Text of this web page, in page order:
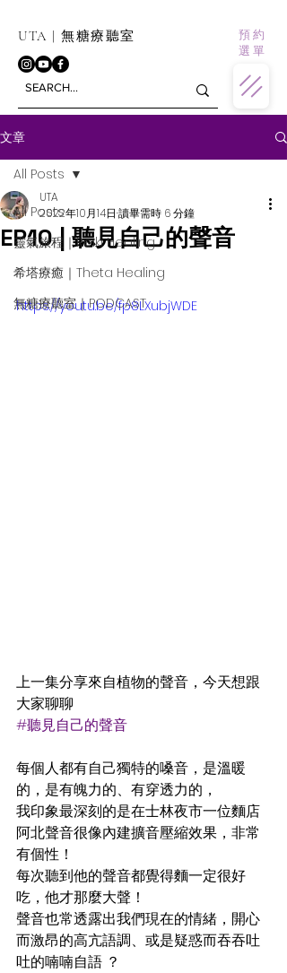
UTA | 無糖療聽室
預 約
選 單
文章
All Posts
靈氣旅程｜Reiki Healing
希塔療癒｜Theta Healing
無糖療聽室｜PODCAST
All Posts
EP10 | 聽見自己的聲音
UTA
2022年10月14日 讀畢需時 6 分鐘
https://youtu.be/fp8LXubjWDE
上一集分享來自植物的聲音，今天想跟
大家聊聊
#聽見自己的聲音
每個人都有自己獨特的嗓音，是溫暖
的，是有魄力的、有穿透力的，
我印象最深刻的是在士林夜市一位麵店
阿北聲音很像內建擴音壓縮效果，非常
有個性！
每次聽到他的聲音都覺得麵一定很好
吃，他才那麼大聲！
聲音也常透露出我們現在的情緒，開心
而激昂的高亢語調、或是疑惑而吞吞吐
吐的喃喃自語 ？